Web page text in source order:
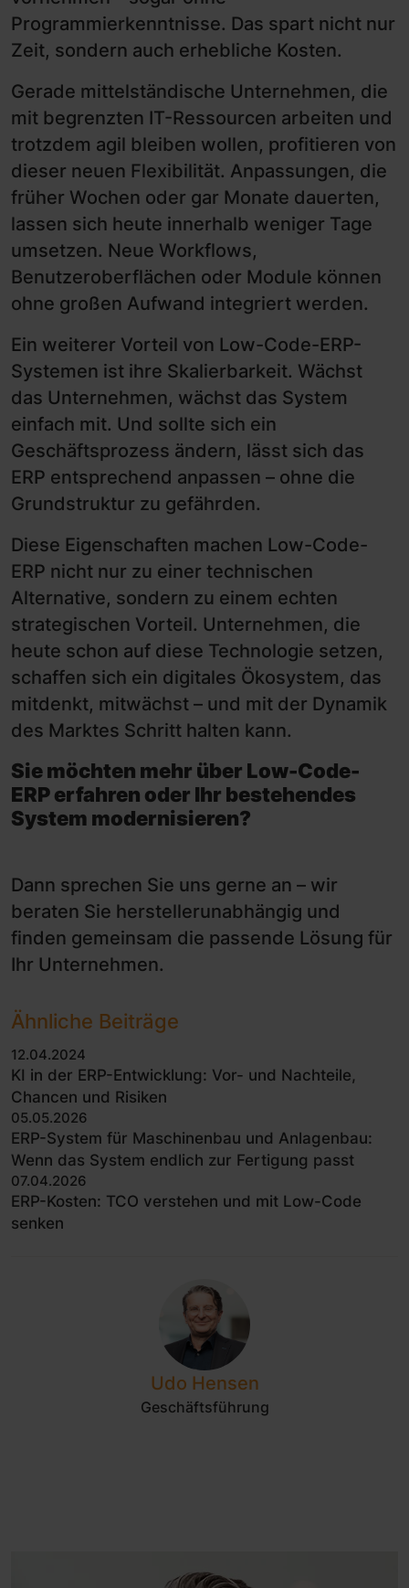
Ähnliche Beiträge
12.04.2024
KI in der ERP-Entwicklung: Vor- und Nachteile,
Chancen und Risiken
05.05.2026
ERP-System für Maschinenbau und Anlagenbau:
Wenn das System endlich zur Fertigung passt
07.04.2026
ERP-Kosten: TCO verstehen und mit Low-Code
senken
Udo Hensen
Geschäftsführung
Programmierkenntnisse. Das spart nicht nur
Zeit, sondern auch erhebliche Kosten.
Gerade mittelständische Unternehmen, die
mit begrenzten IT-Ressourcen arbeiten und
trotzdem agil bleiben wollen, profitieren von
dieser neuen Flexibilität. Anpassungen, die
früher Wochen oder gar Monate dauerten,
lassen sich heute innerhalb weniger Tage
umsetzen. Neue Workflows,
Benutzeroberflächen oder Module können
ohne großen Aufwand integriert werden.
Ein weiterer Vorteil von Low-Code-ERP-
Systemen ist ihre Skalierbarkeit. Wächst
das Unternehmen, wächst das System
einfach mit. Und sollte sich ein
Geschäftsprozess ändern, lässt sich das
ERP entsprechend anpassen – ohne die
Grundstruktur zu gefährden.
Diese Eigenschaften machen Low-Code-
ERP nicht nur zu einer technischen
Alternative, sondern zu einem echten
strategischen Vorteil. Unternehmen, die
heute schon auf diese Technologie setzen,
schaffen sich ein digitales Ökosystem, das
mitdenkt, mitwächst – und mit der Dynamik
des Marktes Schritt halten kann.
Sie möchten mehr über Low-Code-
ERP erfahren oder Ihr bestehendes
System modernisieren?
Dann sprechen Sie uns gerne an – wir
beraten Sie herstellerunabhängig und
finden gemeinsam die passende Lösung für
Ihr Unternehmen.